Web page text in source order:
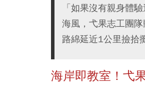
「如果沒有親身體
海風，弋果志工團
路綿延近1公里撿拾
海岸即教室！弋